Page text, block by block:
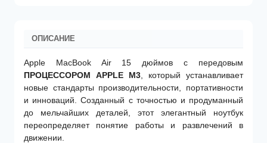
ОПИСАНИЕ
Apple MacBook Air 15 дюймов с передовым
ПРОЦЕССОРОМ APPLE M3 , который устанавливает
новые стандарты производительности, портативности
и инноваций. Созданный с точностью и продуманный
до мельчайших деталей, этот элегантный ноутбук
переопределяет понятие работы и развлечений в
движении.